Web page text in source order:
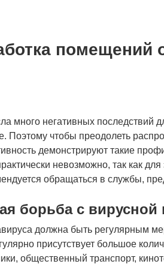
помещений
много негативных последствий
Поэтому чтобы преодолеть
демонстрируют такие
невозможно, так как
обращаться в службы,
борьба с вирусной
должна быть регулярным
присутствует большое
общественный транспорт,